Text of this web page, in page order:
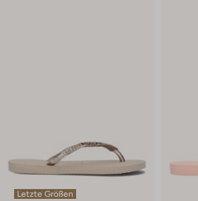
Letzte Größen